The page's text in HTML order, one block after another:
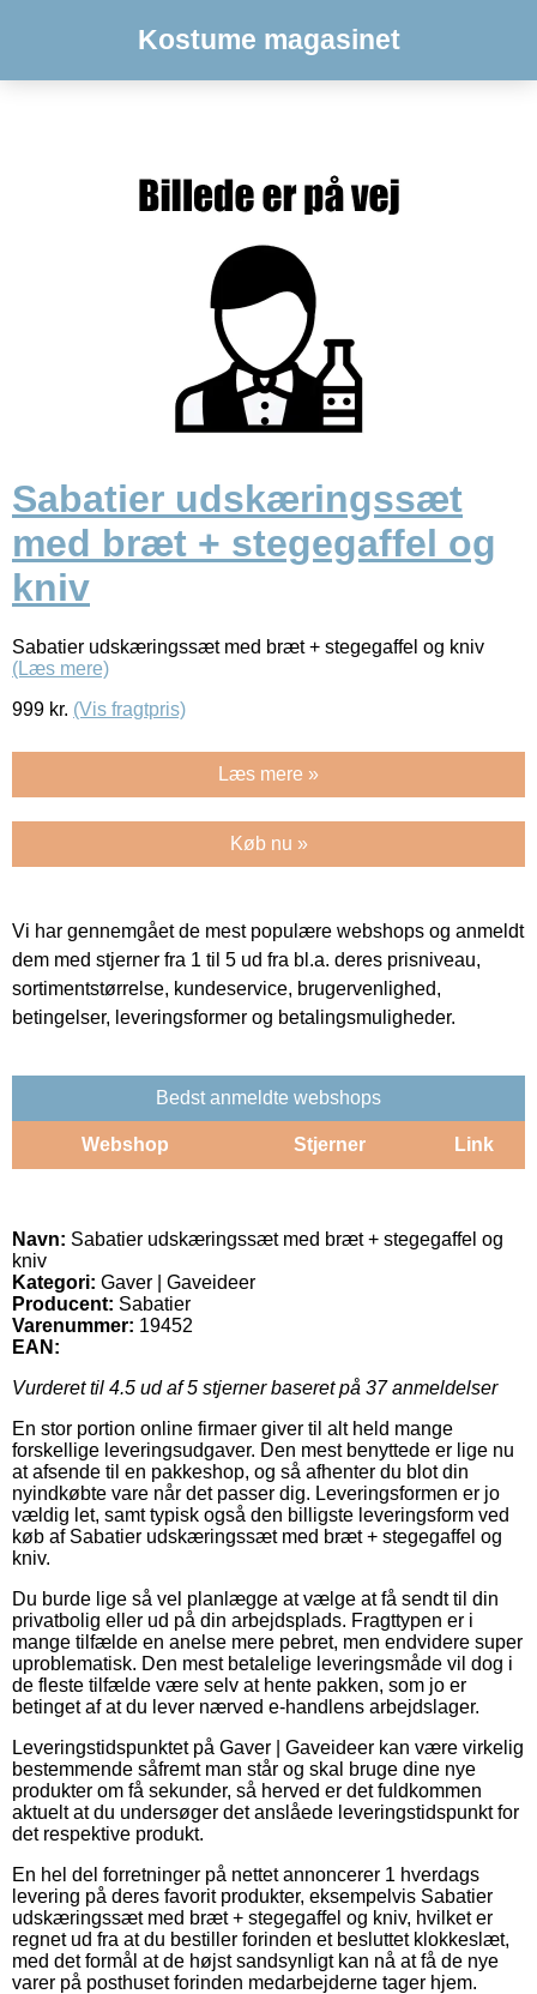
Kostume magasinet
Sabatier udskæringssæt
med bræt + stegegaffel og
kniv
Sabatier udskæringssæt med bræt + stegegaffel og kniv
(Læs mere)
999 kr. (Vis fragtpris)
Læs mere »
Køb nu »
Vi har gennemgået de mest populære webshops og anmeldt
dem med stjerner fra 1 til 5 ud fra bl.a. deres prisniveau,
sortimentstørrelse, kundeservice, brugervenlighed,
betingelser, leveringsformer og betalingsmuligheder.
Bedst anmeldte webshops
Webshop Stjerner Link
Navn: Sabatier udskæringssæt med bræt + stegegaffel og
kniv
Kategori: Gaver | Gaveideer
Producent: Sabatier
Varenummer: 19452
EAN:
Vurderet til 4.5 ud af 5 stjerner baseret på 37anmeldelser
En stor portion online firmaer giver til alt held mange
forskellige leveringsudgaver. Den mest benyttede er lige nu
at afsende til en pakkeshop, og så afhenter du blot din
nyindkøbte vare når det passer dig. Leveringsformen er jo
vældig let, samt typisk også den billigste leveringsform ved
køb af Sabatier udskæringssæt med bræt + stegegaffel og
kniv.
Du burde lige så vel planlægge at vælge at få sendt til din
privatbolig eller ud på din arbejdsplads. Fragttypen er i
mange tilfælde en anelse mere pebret, men endvidere super
uproblematisk. Den mest betalelige leveringsmåde vil dog i
de fleste tilfælde være selv at hente pakken, som jo er
betinget af at du lever nærved e-handlens arbejdslager.
Leveringstidspunktet på Gaver | Gaveideer kan være virkelig
bestemmende såfremt man står og skal bruge dine nye
produkter om få sekunder, så herved er det fuldkommen
aktuelt at du undersøger det anslåede leveringstidspunkt for
det respektive produkt.
En hel del forretninger på nettet annoncerer 1 hverdags
levering på deres favorit produkter, eksempelvis Sabatier
udskæringssæt med bræt + stegegaffel og kniv, hvilket er
regnet ud fra at du bestiller forinden et besluttet klokkeslæt,
med det formål at de højst sandsynligt kan nå at få de nye
varer på posthuset forinden medarbejderne tager hjem.